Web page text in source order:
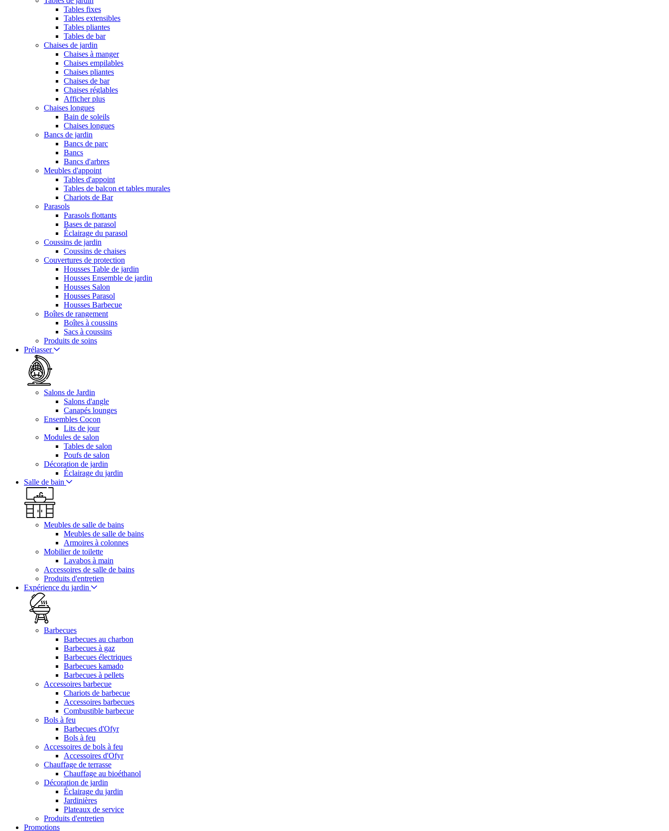
Tables fixes
Tables extensibles
Tables pliantes
Tables de bar
Chaises de jardin
Chaises à manger
Chaises empilables
Chaises pliantes
Chaises de bar
Chaises réglables
Afficher plus
Chaises longues
Bain de soleils
Chaises longues
Bancs de jardin
Bancs de parc
Bancs
Bancs d'arbres
Meubles d'appoint
Tables d'appoint
Tables de balcon et tables murales
Chariots de Bar
Parasols
Parasols flottants
Bases de parasol
Éclairage du parasol
Coussins de jardin
Coussins de chaises
Couvertures de protection
Housses Table de jardin
Housses Ensemble de jardin
Housses Salon
Housses Parasol
Housses Barbecue
Boîtes de rangement
Boîtes à coussins
Sacs à coussins
Produits de soins
Prélasser
Salons de Jardin
Salons d'angle
Canapés lounges
Ensembles Cocon
Lits de jour
Modules de salon
Tables de salon
Poufs de salon
Décoration de jardin
Éclairage du jardin
Salle de bain
Meubles de salle de bains
Meubles de salle de bains
Armoires à colonnes
Mobilier de toilette
Lavabos à main
Accessoires de salle de bains
Produits d'entretien
Expérience du jardin
Barbecues
Barbecues au charbon
Barbecues à gaz
Barbecues électriques
Barbecues kamado
Barbecues à pellets
Accessoires barbecue
Chariots de barbecue
Accessoires barbecues
Combustible barbecue
Bols à feu
Barbecues d'Ofyr
Bols à feu
Accessoires de bols à feu
Accessoires d'Ofyr
Chauffage de terrasse
Chauffage au bioéthanol
Décoration de jardin
Éclairage du jardin
Jardinières
Plateaux de service
Produits d'entretien
Promotions